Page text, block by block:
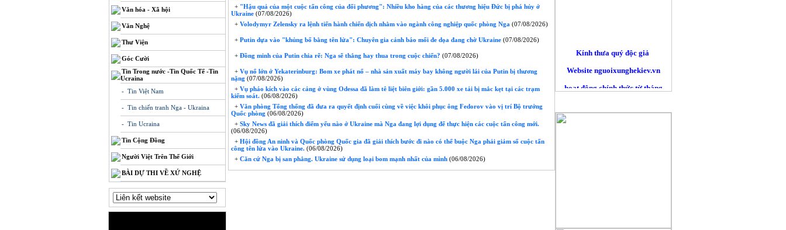
Văn hóa - Xã hội
Văn Nghệ
Thư Viện
Góc Cười
Tin Trong nước -Tin Quốc Tế -Tin
Ucraina
- Tin Việt Nam
- Tin chiến tranh Nga - Ukraina
- Tin Ucraina
Tin Cộng Đồng
Người Việt Trên Thế Giới
BÀI DỰ THI VỀ XỨ NGHỆ
+ "Hậu quả của một cuộc tấn công của đối phương": Nhiều kho hàng của các thương hiệu Đức bị phá hủy ở
Ukraine (07/08/2026)
+ Volodymyr Zelensky ra lệnh tiến hành chiến dịch nhằm vào ngành công nghiệp quốc phòng Nga (07/08/2026)
+ Putin dựa vào "khủng bố bằng tên lửa": Chuyên gia cảnh báo mối đe dọa đang chờ Ukraine (07/08/2026)
+ Đồng minh của Putin chia rẽ: Nga sẽ thắng hay thua trong cuộc chiến? (07/08/2026)
+ Vụ nổ lớn ở Yekaterinburg: Bom xe phát nổ – nhà sản xuất máy bay không người lái của Putin bị thương
nặng (07/08/2026)
+ Vụ pháo kích vào các cảng ở vùng Odessa đã làm tê liệt biên giới: gần 5.000 xe tải bị mắc kẹt tại các trạm
kiểm soát. (06/08/2026)
+ Văn phòng Tổng thống đã đưa ra quyết định cuối cùng về việc khôi phục ông Fedorov vào vị trí Bộ trưởng
Quốc phòng (06/08/2026)
+ Sky News đã giải thích điểm yếu nào ở Ukraine mà Nga đang lợi dụng để thực hiện các cuộc tấn công mới.
(06/08/2026)
+ Hội đồng An ninh và Quốc phòng Quốc gia đã giải thích bước đi nào có thể buộc Nga phải giảm số cuộc tấn
công tên lửa vào Ukraine. (06/08/2026)
+ Căn cứ Nga bị san phẳng. Ukraine sử dụng loại bom mạnh nhất của mình (06/08/2026)
Website nguoixunghekiev.vn
hoạt động chính thức từ tháng
Trang tin đăng tải tin tức